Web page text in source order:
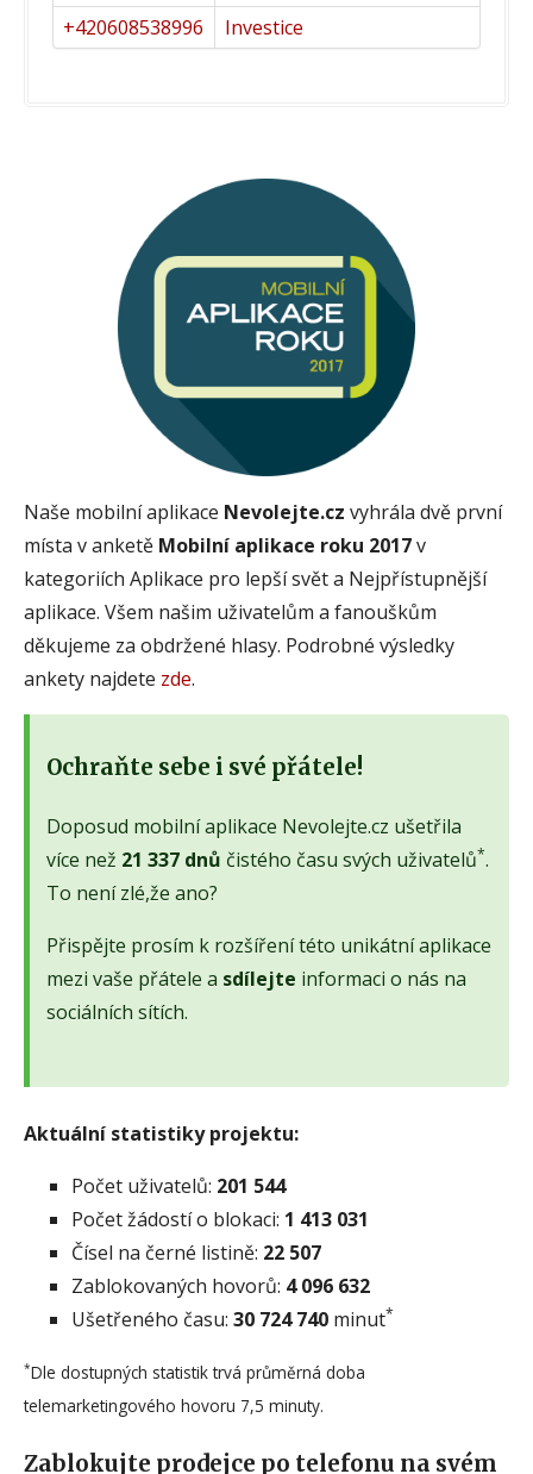
+420608538996
Investice
Naše mobilní aplikace Nevolejte.cz vyhrála dvě první
místa v anketě Mobilní aplikace roku 2017v
kategoriích Aplikace pro lepší svět a Nejpřístupnější
aplikace. Všem našim uživatelům a fanouškům
děkujeme za obdržené hlasy. Podrobné výsledky
ankety najdete zde.
Ochraňte sebe i své přátele!
Doposud mobilní aplikace Nevolejte.cz ušetřila
více než 21 337 dnů čistého času svých uživatelů*.
To není zlé,že ano?
Přispějte prosím k rozšíření této unikátní aplikace
mezi vaše přátele a sdílejte informaci o nás na
sociálních sítích.
Aktuální statistiky projektu:
Počet uživatelů: 201 544
Počet žádostí o blokaci: 1 413 031
Čísel na černé listině: 22 507
Zablokovaných hovorů: 4 096 632
Ušetřeného času: 30 724 740 minut*
*Dle dostupných statistik trvá průměrná doba
telemarketingového hovoru 7,5 minuty.
Zablokujte prodejce po telefonu na svém